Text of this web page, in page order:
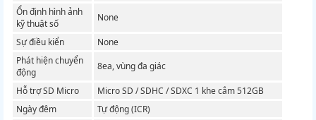
Ổn định hình ảnh
kỹ thuật số
None
Sự điều kiển
None
Phát hiện chuyển
động
8ea, vùng đa giác
Hỗ trợ SD Micro
Micro SD / SDHC / SDXC 1 khe cắm 512GB
Ngày đêm
Tự động (ICR)